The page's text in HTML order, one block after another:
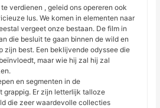
verdienen , geleid ons opereren ook
lus. We komen in elementen naar
vergeet onze bestaan. De film in
die besluit te gaan binnen de wild en
zijn best. Een beklijvende odyssee die
maar wie hij zal hij zal
en segmenten in de
grappig. Er zijn letterlijk talloze
die zeer waardevolle collecties